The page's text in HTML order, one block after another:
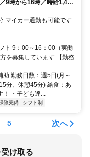
9時から16時／時給1,450
マイカー通勤も可能です
ト 9：00～16：00（実働
を募集しています 【勤務
勤務日数：週5日(月～
分、休憩45分) 給食：あ
・子ども達...
険完備 シフト制
5 次へ
け取る